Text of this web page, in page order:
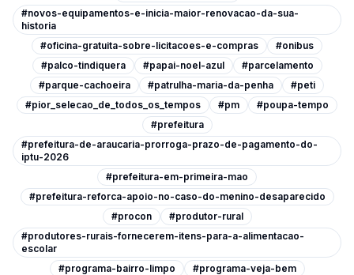
#novos-equipamentos-e-inicia-maior-renovacao-da-sua-
historia
#oficina-gratuita-sobre-licitacoes-e-compras
#onibus
#palco-tindiquera
#papai-noel-azul
#parcelamento
#parque-cachoeira
#patrulha-maria-da-penha
#peti
#pior_selecao_de_todos_os_tempos
#pm
#poupa-tempo
#prefeitura
#prefeitura-de-araucaria-prorroga-prazo-de-pagamento-do-
iptu-2026
#prefeitura-em-primeira-mao
#prefeitura-reforca-apoio-no-caso-do-menino-desaparecido
#procon
#produtor-rural
#produtores-rurais-fornecerem-itens-para-a-alimentacao-
escolar
#programa-bairro-limpo
#programa-veja-bem